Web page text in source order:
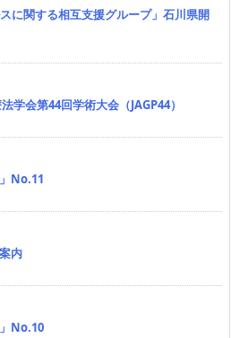
に関する相互支援グループ」石川県開
学会第44回学術大会（JAGP44）
No.11
内
No.10